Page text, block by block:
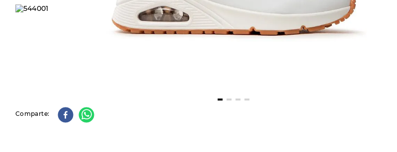
Comparte